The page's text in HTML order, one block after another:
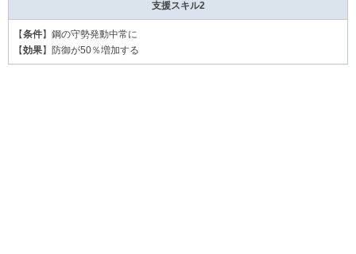
支援スキル2
【条件】鋼の守勢発動中常に
【効果】防御が50％増加する